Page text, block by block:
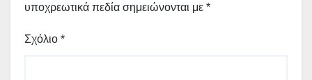
υποχρεωτικά πεδία σημειώνονται με *
Σχόλιο *